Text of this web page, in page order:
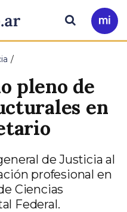
Ir
a
Buscar
pleno de
en
de Justicia al
profesional en
Ciencias
Federal.